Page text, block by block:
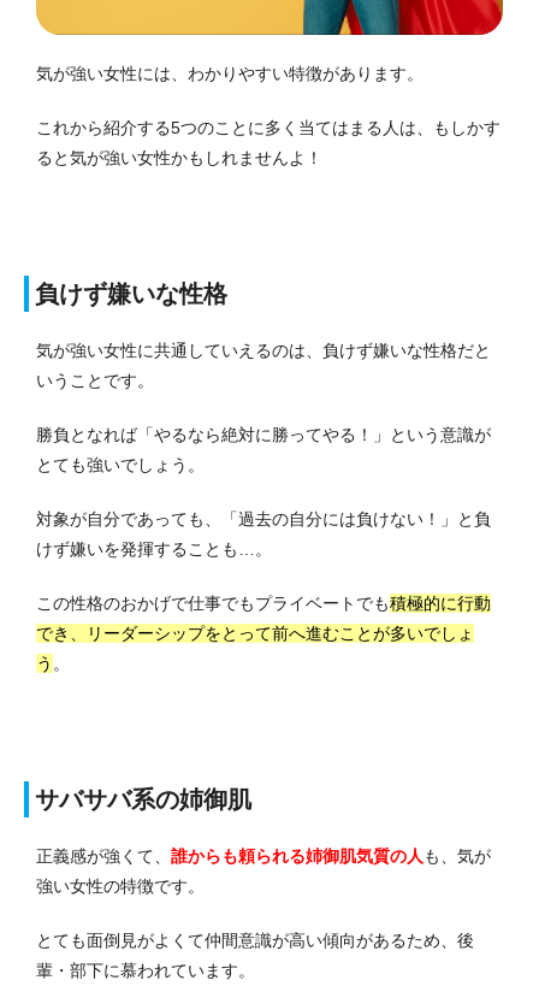
気が強い女性には、わかりやすい特徴があります。
これから紹介する5つのことに多く当てはまる人は、もしかす
ると気が強い女性かもしれませんよ！
負けず嫌いな性格
気が強い女性に共通していえるのは、負けず嫌いな性格だと
いうことです。
勝負となれば「やるなら絶対に勝ってやる！」という意識が
とても強いでしょう。
対象が自分であっても、「過去の自分には負けない！」と負
けず嫌いを発揮することも…。
この性格のおかげで仕事でもプライベートでも積極的に行動
でき、リーダーシップをとって前へ進むことが多いでしょ
う 。
サバサバ系の姉御肌
正義感が強くて、 誰からも頼られる姉御肌気質の人 も、気が
強い女性の特徴です。
とても面倒見がよくて仲間意識が高い傾向があるため、後
輩・部下に慕われています。